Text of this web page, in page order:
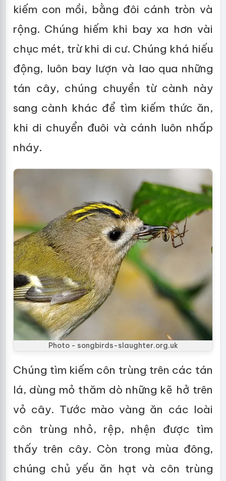
kiếm con mồi, bằng đôi cánh tròn và
rộng. Chúng hiếm khi bay xa hơn vài
chục mét, trừ khi di cư. Chúng khá hiếu
động, luôn bay lượn và lao qua những
tán cây, chúng chuyền từ cành này
sang cành khác để tìm kiếm thức ăn,
khi di chuyển đuôi và cánh luôn nhấp
nháy.
Photo - songbirds-slaughter.org.uk
Chúng tìm kiếm côn trùng trên các tán
lá, dùng mỏ thăm dò những kẽ hở trên
vỏ cây. Tước mào vàng ăn các loài
côn trùng nhỏ, rệp, nhện được tìm
thấy trên cây. Còn trong mùa đông,
chúng chủ yếu ăn hạt và côn trùng